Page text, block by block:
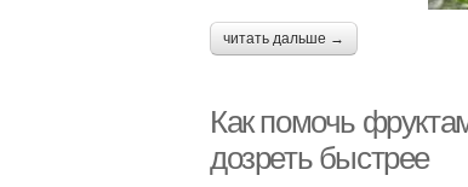
читать дальше →
Как помочь
дозреть быстрее